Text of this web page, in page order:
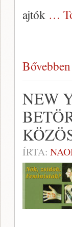
ajtók …
Bővebben
NEW
ÍRTA: